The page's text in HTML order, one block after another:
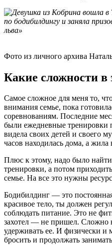
Фото из личного архива
Какие сложности в
Самое сложное для меня то,
внимания семье, пока
соревнованиям. Последние
были ежедневные
видела своих детей и своего
часов находилась дома, а жила
Плюс к этому, надо было
тренировки, а потом
семье. На все это нужны
Бодибилдинг — это
красивое тело, ты должен
соблюдать питание. Это не
захотел — не пришел. Сложно
удерживать ее. И физически
бросить и продолжать